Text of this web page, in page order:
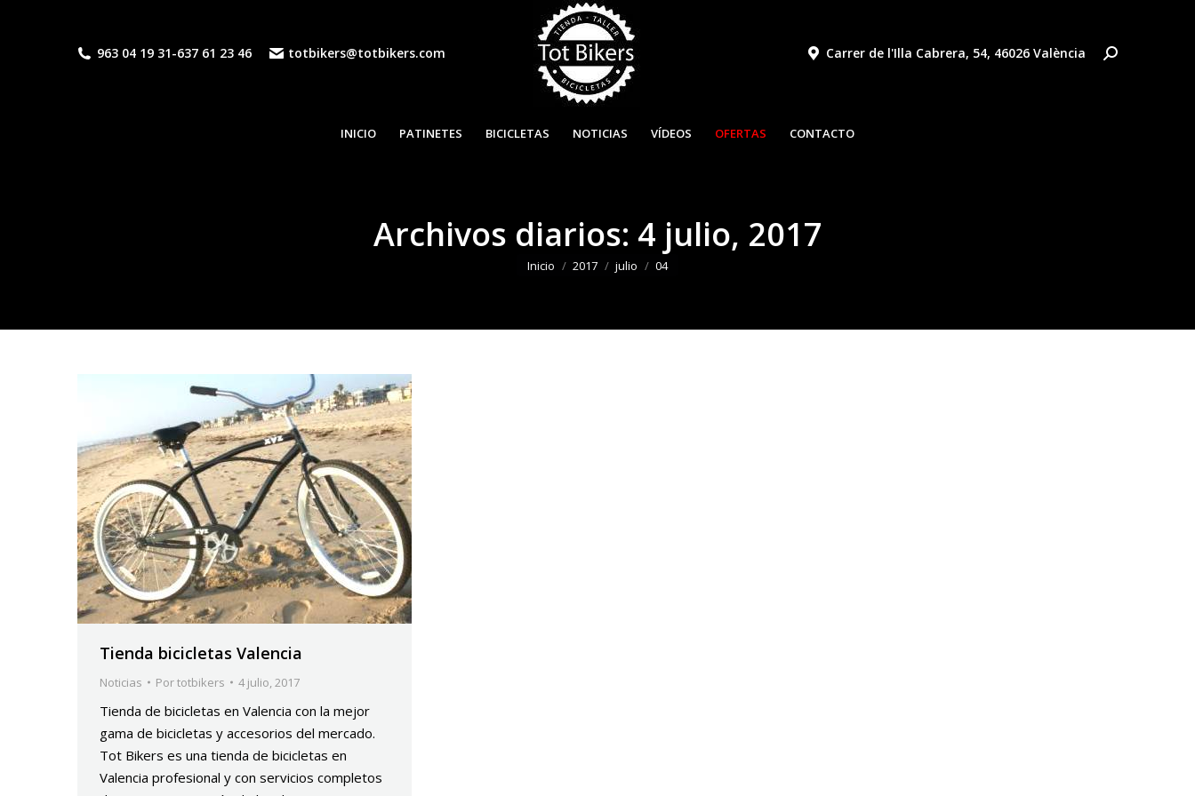
963 04 19 31-637 61 23 46 totbikers@totbikers.com Carrer de l'Illa Cabrera, 54, 46026 València
INICIO PATINETES BICICLETAS NOTICIAS VÍDEOS OFERTAS CONTACTO
Archivos diarios: 4 julio, 2017
Estás aquí:
Inicio 2017 julio 04
Tienda bicicletas Valencia
Noticias Portotbikers 4 julio, 2017
Tienda de bicicletas en Valencia con la mejor
gama de bicicletas y accesorios del mercado.
Tot Bikers es una tienda de bicicletas en
Valencia profesional y con servicios completos
INICIO NOTICIAS VÍDEOS OFERTAS CONTACTO